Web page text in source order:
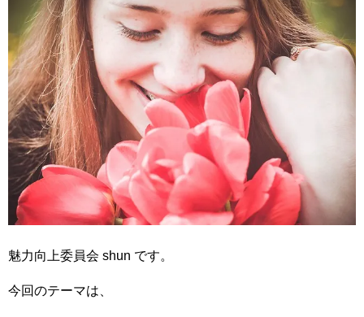
魅力向上委員会 shun です。
今回のテーマは、